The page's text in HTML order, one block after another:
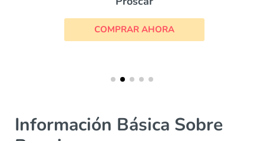
COMPRAR AHORA
Información Básica Sobre